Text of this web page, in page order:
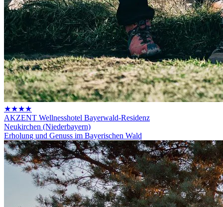
★★★★
AKZENT Wellnesshotel Bayerwald-Residenz
Neukirchen (Niederbayern)
Erholung und Genuss im Bayerischen Wald